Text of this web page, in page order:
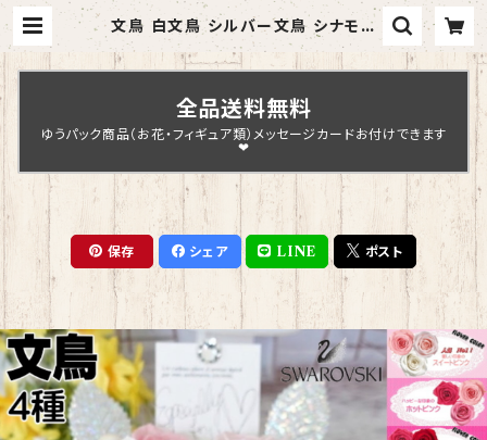
文鳥 白文鳥 シルバー文鳥 シナモン
文鳥 花束 プリザーブドフラワー 仏花
お供え 仏壇 お祝い ギフト プレゼン
ト 誕生日 結婚記念日 結婚祝い | Ch
opin Design
全品送料無料
ゆうパック商品（お花・フィギュア類）メッセージカードお付けできます
❤
保存 シェア LINE ポスト